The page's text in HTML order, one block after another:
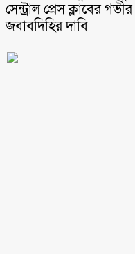
সেন্ট্রাল প্রেস ক্লাবের
জবাবদিহির দাবি